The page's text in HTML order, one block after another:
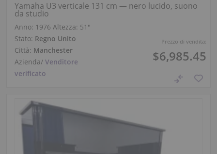
Prezzo di vendita:
$6,985.45
Yamaha U3 verticale 131 cm — nero lucido, suono
da studio
Anno: 1976 Altezza: 51″
Stato: Regno Unito
Città: Manchester
Azienda/ Venditore
verificato